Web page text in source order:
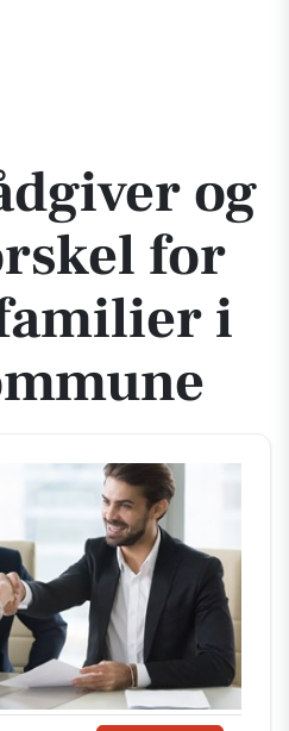
forskel for børn og familier i Greve
og
for
i